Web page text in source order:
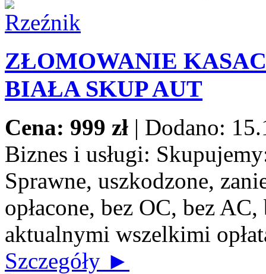
ZŁOMOWANIE
BIAŁA SKUP AUT
Cena: 999 zł | Dodano:
Biznes i usługi:
Sprawne, uszkodzone,
opłacone, bez OC, bez
aktualnymi wszelkimi
Szczegóły ►